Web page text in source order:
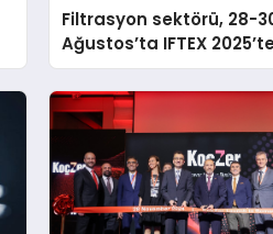
Filtrasyon sektörü, 28-
Ağustos’ta IFTEX
buluşacak